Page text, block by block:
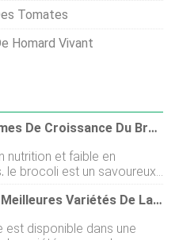
Tomates
Homard Vivant
Problèmes De Croissance Du Brocoli :informations Sur Les Maladies Et Les Ravageurs Courants Du Brocoli
nutrition et faible en
le brocoli est un savoureux,
saison fraîche, facile à
les bonnes conditions.
infestations dinsectes et
29 Des Meilleures Variétés De Laitue Pour Votre Jardin
est disponible dans une